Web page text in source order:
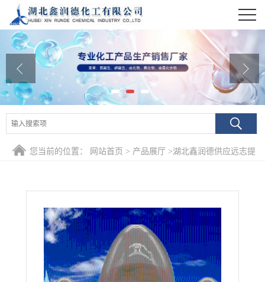
公司首页
公司介绍
公司动态
产品展厅
证书荣誉
您当前的位置： 网站首页 > 产品展厅 >湖北鑫润德供应远志提